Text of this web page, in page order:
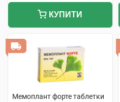
КУПИТИ
Мемоплант форте таблетки